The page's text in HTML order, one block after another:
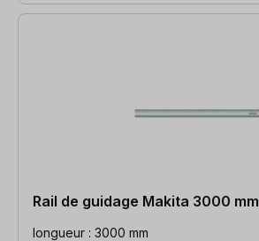
Rail de guidage Makita 3000 mm
longueur : 3000 mm